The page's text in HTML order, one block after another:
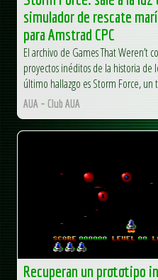
simulador de rescate
para Amstrad CPC
El archivo de Games That Weren’t
proyectos inéditos de la historia de
último hallazgo es Storm Force,
AUA – Club AUA
Recuperan un prototipo